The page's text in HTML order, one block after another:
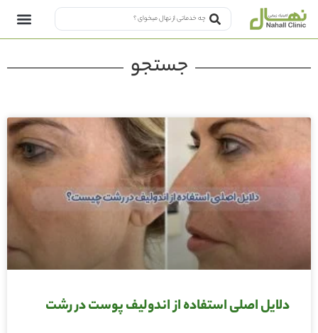
جستجو
دلایل اصلی استفاده از اندولیف پوست در رشت